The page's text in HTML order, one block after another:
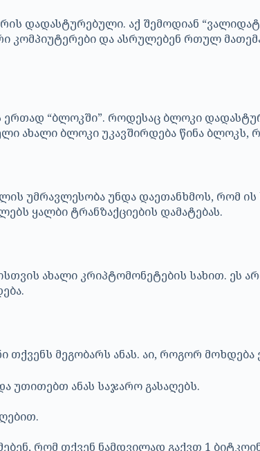
დადასტურებული. აქ შემოდიან
კომპიუტერები და ასრულებენ რთულ
“ბლოკში”. როდესაც ბლოკი
ახალი ბლოკი უკავშირდება წინა ბლოკს,
უმრავლესობა უნდა დაეთანხმოს, რომ
ყალბი ტრანზაქციების დამატებას.
ახალი კრიპტომონეტების სახით. ეს
მეგობარს ანას. აი, როგორ მოხდება
ანას საჯარო გასაღებს.
რომ თქვენ ნამდვილად გაქვთ 1